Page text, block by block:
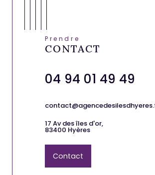
Prendre
CONTACT
04 94 01 49 49
17 Av des îles d'or,
83400 Hyères
Contact